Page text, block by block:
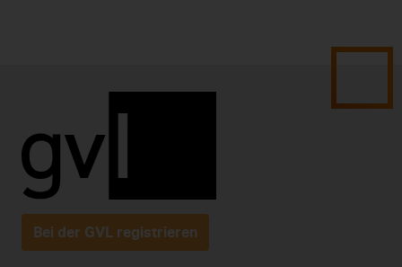
Bei der GVL registrieren